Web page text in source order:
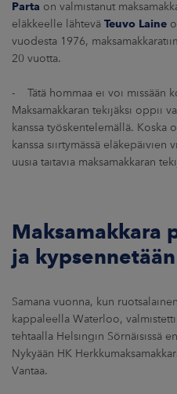
Parta on valmistanut
eläkkeelle lähtevä Teuvo Laine
vuodesta 1976,
20 vuotta.
- Tätä hommaa ei voi missään
Maksamakkaran tekijäksi oppii
kanssa työskentelemällä. Koska
kanssa siirtymässä eläkepäivien
uusia taitavia maksamakkaran
Maksamakkara
ja
Samana vuonna, kun
kappaleella Waterloo,
tehtaalla Helsingin Sörnäisissä
Nykyään HK
Vantaa.